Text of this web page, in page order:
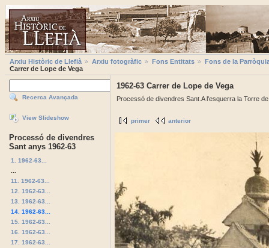
Arxiu Històric de Llefià Arxiu fotogràfic Fons Entitats
Fons de la
Carrer de Lope de Vega
Recerca Avançada
View Slideshow
Processó de divendres
Sant anys 1962-63
1. 1962-63...
11. 1962-63...
12. 1962-63...
13. 1962-63...
14. 1962-63...
15. 1962-63...
16. 1962-63...
17. 1962-63...
1962-63 Carrer de Lope de Vega
Processó de divendres Sant.A l'esquerra la Torre
primer anterior